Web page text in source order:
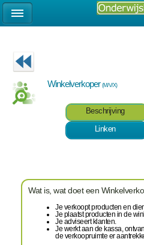
Winkelverkoper(M/V/X)
Beschrijving
Linken
Wat is, wat doet een
Je verkoopt producten en
Je plaatst producten in de
Je adviseert klanten.
Je werkt aan de kassa,
de verkoopruimte er